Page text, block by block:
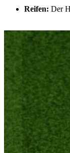
Reifen: Der